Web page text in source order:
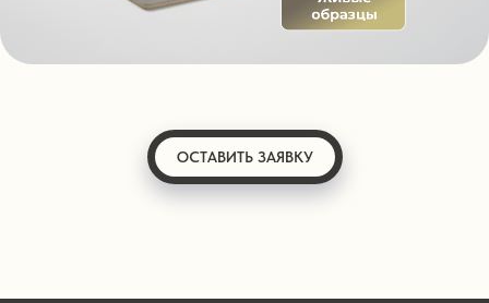
ОСТАВИТЬ ЗАЯВКУ